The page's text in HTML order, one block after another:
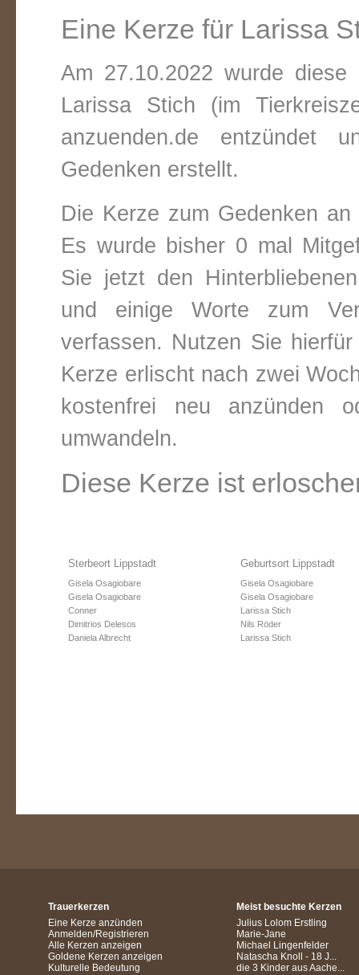
Eine Kerze für Larissa
Am 27.10.2022 wurde
Larissa Stich (im
anzuenden.de entzündet
Gedenken erstellt.
Die Kerze zum Gedenken
Es wurde bisher 0 mal
Sie jetzt den
und einige Worte zum
verfassen. Nutzen Sie
Kerze erlischt nach zwei
kostenfrei neu anzünden
umwandeln.
Diese Kerze ist
Sterbeort Lippstadt
Gisela Osagiobare
Gisela Osagiobare
Conner
Dimitrios Delesos
Daniela Albrecht
Geburtsort Lippstadt
Gisela Osagiobare
Gisela Osagiobare
Larissa Stich
Nils Röder
Larissa Stich
Trauerkerzen
Eine Kerze anzünden
Anmelden/Registrieren
Alle Kerzen anzeigen
Goldene Kerzen anzeigen
Kulturelle Bedeutung
Meist besuchte Kerzen
Julius Lolom Erstling
Marie-Jane
Michael Lingenfelder
Natascha Knoll - 18 J...
die 3 Kinder aus Aache...